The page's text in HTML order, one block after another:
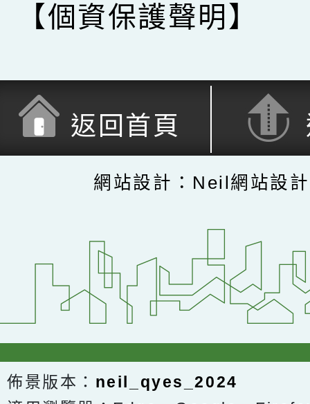
【個資保護聲明】
返回首頁
網站設計：Neil網站設
佈景版本： neil_qyes_2024